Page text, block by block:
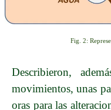
Fig. 2:
Describieron,
movimientos, unas
oras para las